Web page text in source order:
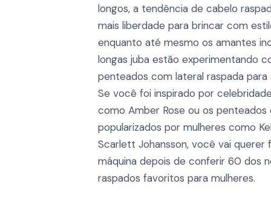
longos, a tendência de cabelo
mais liberdade para brincar com
enquanto até mesmo os amantes
longas juba estão experimentando
penteados com lateral raspada para
Se você foi inspirado por
como Amber Rose ou os
popularizados por mulheres como
Scarlett Johansson, você vai
máquina depois de conferir 60 dos
raspados favoritos para mulheres.